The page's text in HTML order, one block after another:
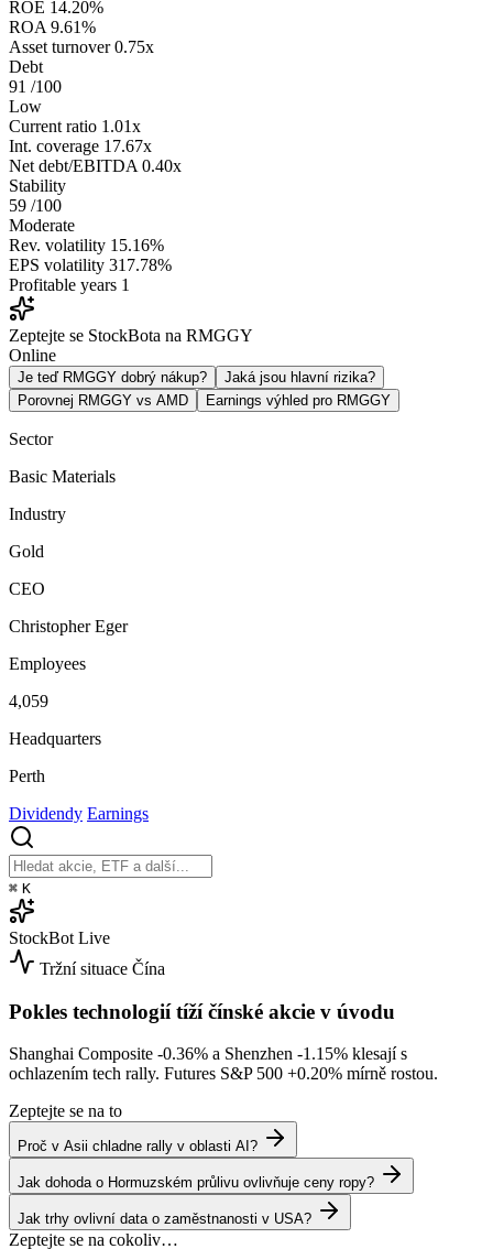
ROE 14.20%
ROA 9.61%
Asset turnover 0.75x
Debt
91 /100
Low
Current ratio 1.01x
Int. coverage 17.67x
Net debt/EBITDA 0.40x
Stability
59 /100
Moderate
Rev. volatility 15.16%
EPS volatility 317.78%
Profitable years 1
Zeptejte se StockBota na RMGGY
Online
Je teď RMGGY dobrý nákup?
Jaká jsou hlavní rizika?
Porovnej RMGGY vs AMD
Earnings výhled pro RMGGY
Sector
Basic Materials
Industry
Gold
CEO
Christopher Eger
Employees
4,059
Headquarters
Perth
Dividendy Earnings
⌘ K
StockBot Live
Tržní situace Čína
Pokles technologií tíží čínské akcie v úvodu
Shanghai Composite -0.36% a Shenzhen -1.15% klesají s
ochlazením tech rally. Futures S&P 500 +0.20% mírně rostou.
Zeptejte se na to
Proč v Asii chladne rally v oblasti AI?
Jak dohoda o Hormuzském průlivu ovlivňuje ceny ropy?
Jak trhy ovlivní data o zaměstnanosti v USA?